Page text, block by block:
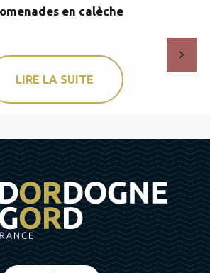
en calèche
LIRE LA SUITE